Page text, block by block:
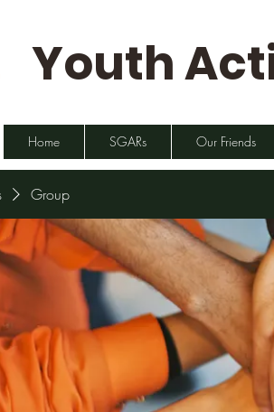
Youth
Home SGARs Our Friends
Group